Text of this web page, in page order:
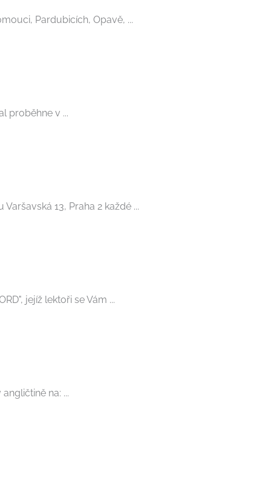
Pardubicích, Opavě, ...
proběhne v ...
13, Praha 2 každé ...
jejíž lektoři se Vám ...
na: ...